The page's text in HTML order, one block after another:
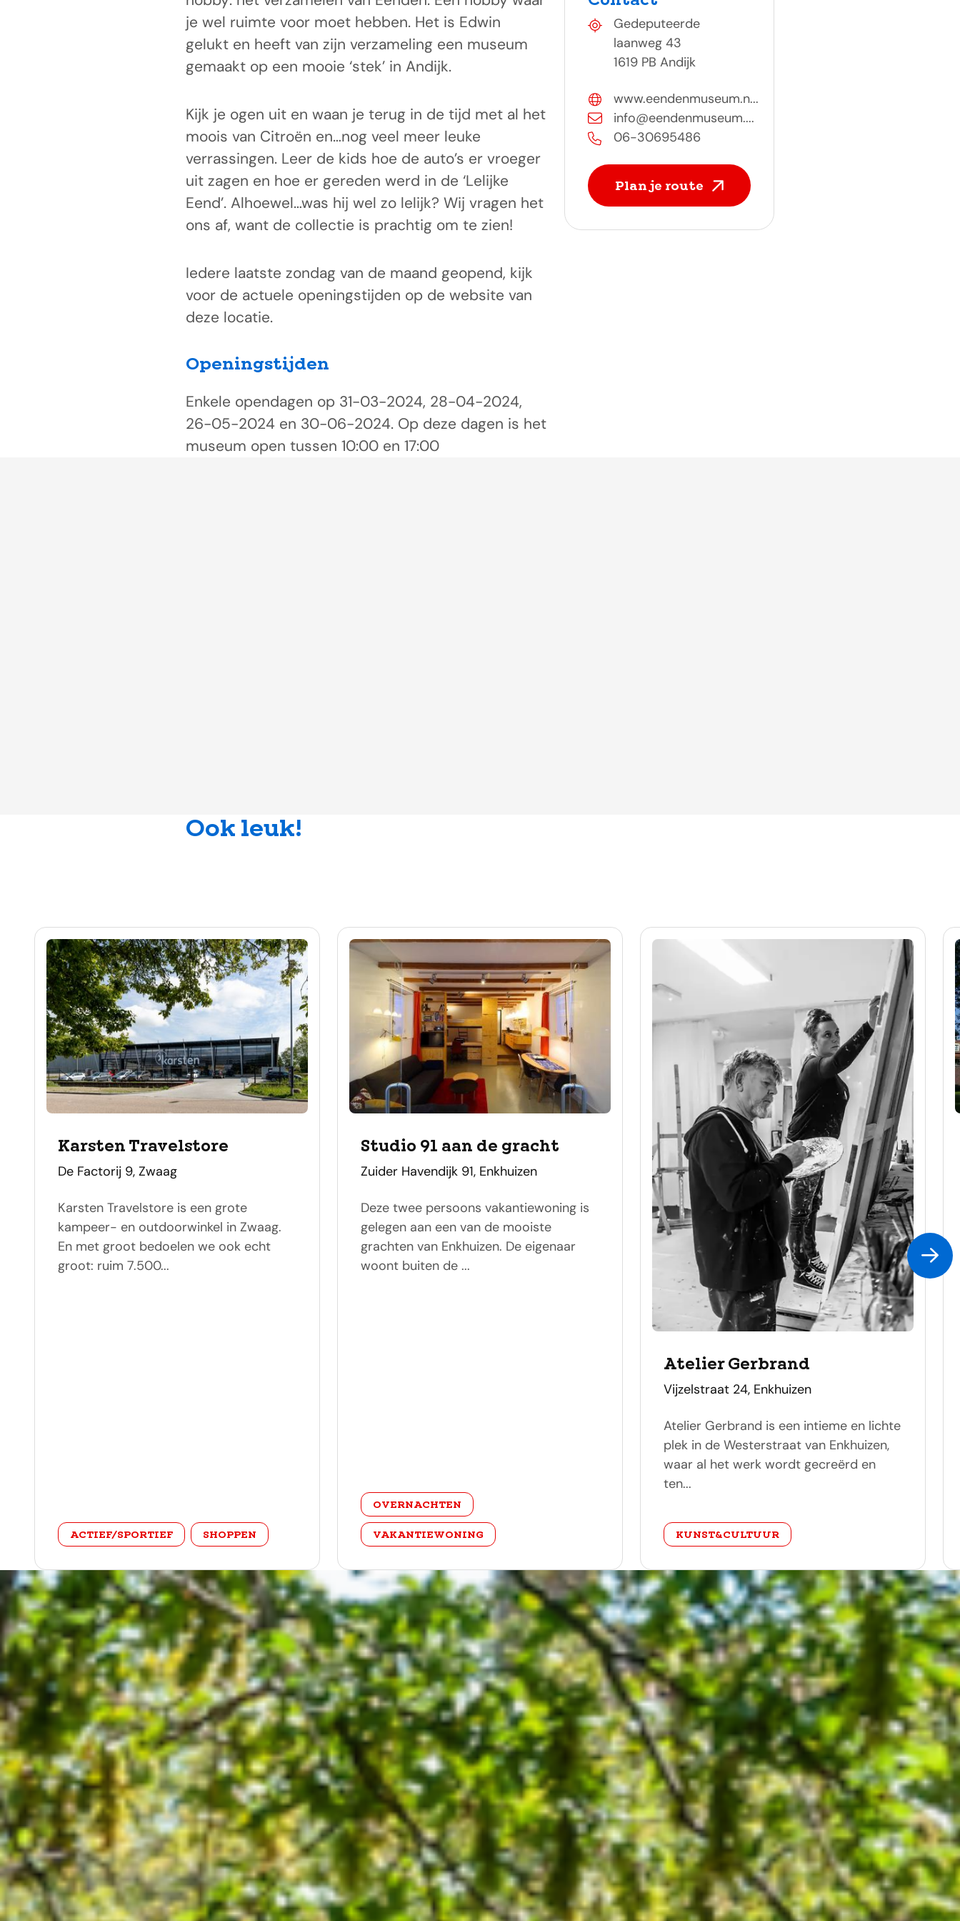
je wel ruimte voor moet hebben. Het is Edwin
gelukt en heeft van zijn verzameling een museum
gemaakt op een mooie ‘stek’ in Andijk.
Kijk je ogen uit en waan je terug in de tijd met al het
moois van Citroën en…nog veel meer leuke
verrassingen. Leer de kids hoe de auto’s er vroeger
uit zagen en hoe er gereden werd in de ‘Lelijke
Eend’. Alhoewel…was hij wel zo lelijk? Wij vragen het
ons af, want de collectie is prachtig om te zien!
Iedere laatste zondag van de maand geopend, kijk
voor de actuele openingstijden op de website van
deze locatie.
Openingstijden
Enkele opendagen op 31-03-2024, 28-04-2024,
26-05-2024 en 30-06-2024. Op deze dagen is het
museum open tussen 10:00 en 17:00
Gedeputeerde
laanweg 43
1619 PB Andijk
www.eendenmuseum.n...
info@eendenmuseum....
06-30695486
Plan je route
Ook leuk!
Karsten Travelstore
adres
De Factorij 9, Zwaag
Karsten Travelstore is een grote
kampeer- en outdoorwinkel in Zwaag.
En met groot bedoelen we ook echt
groot: ruim 7.500...
categorie
ACTIEF/SPORTIEF SHOPPEN
Studio 91 aan de gracht
adres
Zuider Havendijk 91, Enkhuizen
Deze twee persoons vakantiewoning is
gelegen aan een van de mooiste
grachten van Enkhuizen. De eigenaar
woont buiten de ...
categorie
OVERNACHTEN
VAKANTIEWONING
Atelier Gerbrand
adres
Vijzelstraat 24, Enkhuizen
Atelier Gerbrand is een intieme en lichte
plek in de Westerstraat van Enkhuizen,
waar al het werk wordt gecreërd en
ten...
categorie
KUNST&CULTUUR